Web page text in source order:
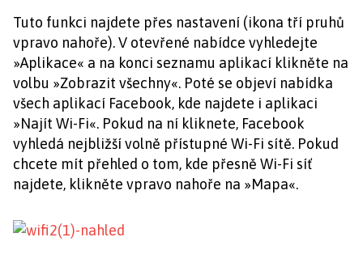
Tuto funkci najdete přes nastavení (ikona tří pruhů
vpravo nahoře). V otevřené nabídce vyhledejte
»Aplikace« a na konci seznamu aplikací klikněte na
volbu »Zobrazit všechny«. Poté se objeví nabídka
všech aplikací Facebook, kde najdete i aplikaci
»Najít Wi-Fi«. Pokud na ní kliknete, Facebook
vyhledá nejbližší volně přístupné Wi-Fi sítě. Pokud
chcete mít přehled o tom, kde přesně Wi-Fi síť
najdete, klikněte vpravo nahoře na »Mapa«.